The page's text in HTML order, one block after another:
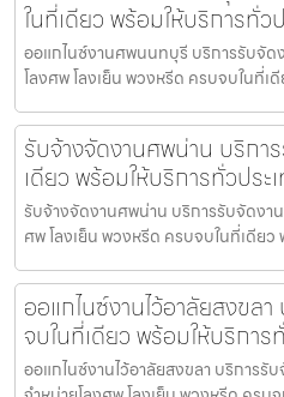
ในที่เดียว พร้อมให้บริการทั่ว
ออแกไนซ์งานศพนนทบุรี บริการรับจั
โลงศพ โลงเย็น พวงหรีด ครบจบในที่เ
รับจ้างจัดงานศพน่าน บริก
เดียว พร้อมให้บริการทั่วประ
รับจ้างจัดงานศพน่าน บริการรับจัดงา
ศพ โลงเย็น พวงหรีด ครบจบในที่เดียว
ออแกไนซ์งานไว้อาลัยสงขล
จบในที่เดียว พร้อมให้บริการ
ออแกไนซ์งานไว้อาลัยสงขลา บริการ